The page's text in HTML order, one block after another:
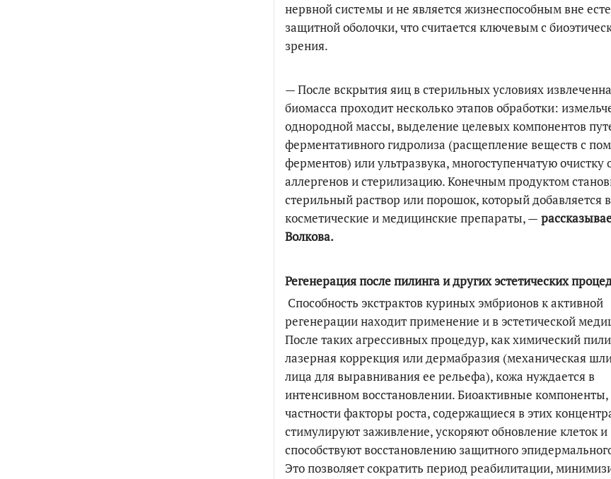
нервной системы и не является жизнеспособным вне
защитной оболочки, что считается ключевым с
зрения.
— После вскрытия яиц в стерильных условиях
биомасса проходит несколько этапов обработки:
однородной массы, выделение целевых компонентов
ферментативного гидролиза (расщепление веществ с
ферментов) или ультразвука, многоступенчатую очистку
аллергенов и стерилизацию. Конечным продуктом
стерильный раствор или порошок, который добавляется в
косметические и медицинские препараты, —
Волкова.
Регенерация после пилинга и других эстетических
Способность экстрактов куриных эмбрионов к активной
регенерации находит применение и в эстетической
После таких агрессивных процедур, как химический
лазерная коррекция или дермабразия (механическая
лица для выравнивания ее рельефа), кожа нуждается в
интенсивном восстановлении. Биоактивные компоненты,
частности факторы роста, содержащиеся в этих
стимулируют заживление, ускоряют обновление клеток и
способствуют восстановлению защитного
Это позволяет сократить период реабилитации,